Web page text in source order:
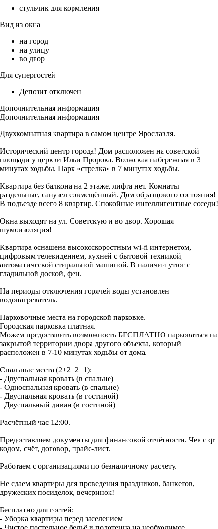
стульчик для кормления
Вид из окна
на город
на улицу
во двор
Для супергостей
Депозит отключен
Дополнительная информация
Дополнительная информация
Двухкомнатная квартира в самом центре Ярославля.
Исторический центр города! Дом расположен на советской
площади у церкви Ильи Пророка. Волжская набережная в 3
минутах ходьбы. Парк «стрелка» в 7 минутах ходьбы.
Квартира без балкона на 2 этаже, лифта нет. Комнаты
раздельные, санузел совмещённый. Дом образцового состояния!
В подъезде всего 8 квартир. Спокойные интеллигентные соседи!
Окна выходят на ул. Советскую и во двор. Хорошая
шумоизоляция!
Квартира оснащена высокоскоростным wi-fi интернетом,
цифровым телевидением, кухней с бытовой техникой,
автоматической стиральной машиной. В наличии утюг с
гладильной доской, фен.
На периоды отключения горячей воды установлен
водонагреватель.
Парковочные места на городской парковке.
Городская парковка платная.
Можем предоставить возможность БЕСПЛАТНО парковаться на
закрытой территории двора другого объекта, который
расположен в 7-10 минутах ходьбы от дома.
Спальные места (2+2+2+1):
- Двуспальная кровать (в спальне)
- Односпальная кровать (в спальне)
- Двуспальная кровать (в гостиной)
- Двуспальный диван (в гостиной)
Расчётный час 12:00.
Предоставляем документы для финансовой отчётности. Чек с qr-
кодом, счёт, договор, прайс-лист.
Работаем с организациями по безналичному расчету.
Не сдаем квартиры для проведения праздников, банкетов,
дружеских посиделок, вечеринок!
Бесплатно для гостей:
- Уборка квартиры перед заселением
- Чистое постельное бельё и полотенца на необходимое